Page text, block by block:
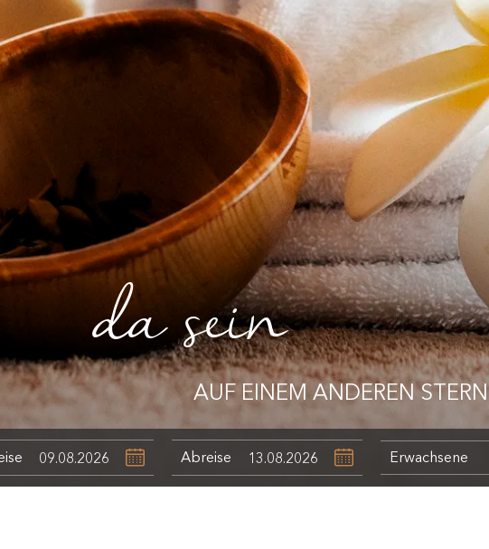
Abreise Erwachsene
da sein
AUF EINEM ANDEREN STERN